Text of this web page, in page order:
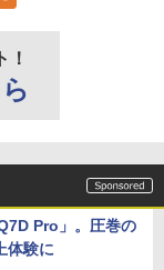
！
Pro」。圧巻の
体験に